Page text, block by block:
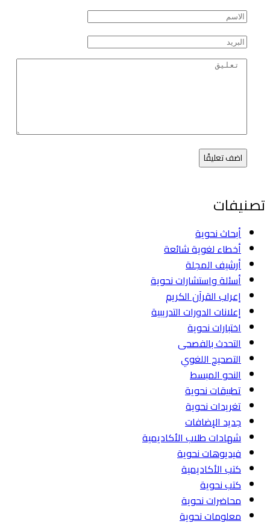
اضف تعليقًا
تصنيفات
أبحاث نحوية
أخطاء لغوية شائعة
أرشيف المجلة
أسئلة واستشارات نحوية
إعراب القرآن الكريم
إعلانات الدورات التدريبية
اختبارات نحوية
التحدث بالفصحى
التصحيح اللغوي
النحو المبسط
تطبيقات نحوية
تغريدات نحوية
جديد الإضافات
شهادات طلاب الأكاديمية
فيديوهات نحوية
كتب الأكاديمية
كتب نحوية
محاضرات نحوية
معلومات نحوية